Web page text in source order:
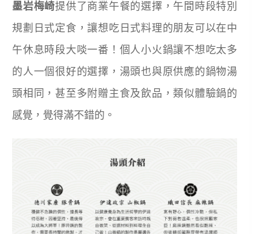
墨岩梅崎提供了商業午餐的選擇，午間時段特別
規劃日式定食，讓想吃日式料理的朋友可以在中
午休息時段大啖一番！個人小火鍋讓不想吃太多
的人一個很好的選擇，湯頭也與原供應的鍋物湯
頭相同，甚至多附贈主食及飲品，類似體驗鍋的
感覺，覺得滿不錯的。